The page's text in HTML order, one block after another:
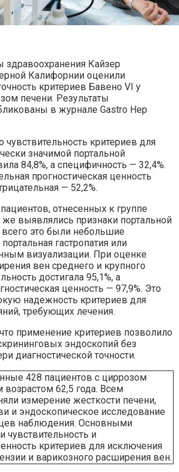
здравоохранения Кайзер
Калифорнии оценили
критериев Бавено VI у
печени. Результаты
в журнале Gastro Hep
чувствительность критериев для
значимой портальной
84,8%, а специфичность — 32,4%.
прогностическая ценность
— 52,2%.
отнесенных к группе
же выявлялись признаки портальной
всего это были небольшие
гастропатия или
визуализации. При оценке
вен среднего и крупного
достигала 95,1%, а
ценность — 97,9%. Это
надежность критериев для
требующих лечения.
применение критериев позволило
эндоскопий без
диагностической точности.
428 пациентов с циррозом
возрастом 62,5 года. Всем
измерение жесткости печени,
и эндоскопическое исследование
наблюдения. Основными
чувствительность и
критериев для исключения
и варикозного расширения вен.